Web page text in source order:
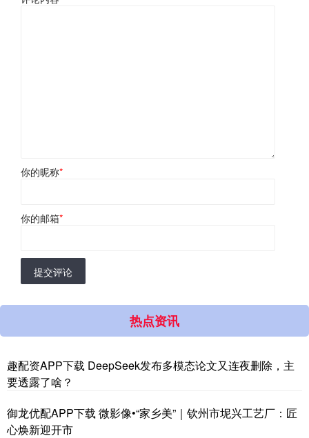
你的昵称*
你的邮箱*
提交评论
热点资讯
趣配资APP下载 DeepSeek发布多模态论文又连夜删除，主
要透露了啥？
御龙优配APP下载 微影像•“家乡美”｜钦州市坭兴工艺厂：匠
心焕新迎开市